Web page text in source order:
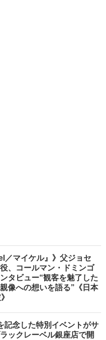
／マイケル』》父ジョセ
、コールマン・ドミンゴ
タビュー“観客を魅了した
像への想いを語る”《日本
記念した特別イベントがサ
ックレーベル銀座店で開